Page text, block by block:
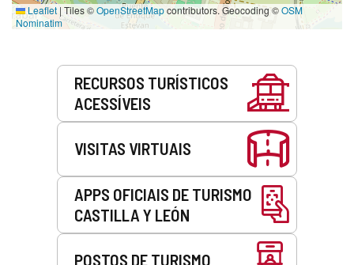
Leaflet | Tiles ©OpenStreetMapcontributors. Geocoding ©OSM
Nominatim
RECURSOS TURÍSTICOS
ACESSÍVEIS
VISITAS VIRTUAIS
APPS OFICIAIS DE TURISMO
CASTILLA Y LEÓN
POSTOS DE TURISMO